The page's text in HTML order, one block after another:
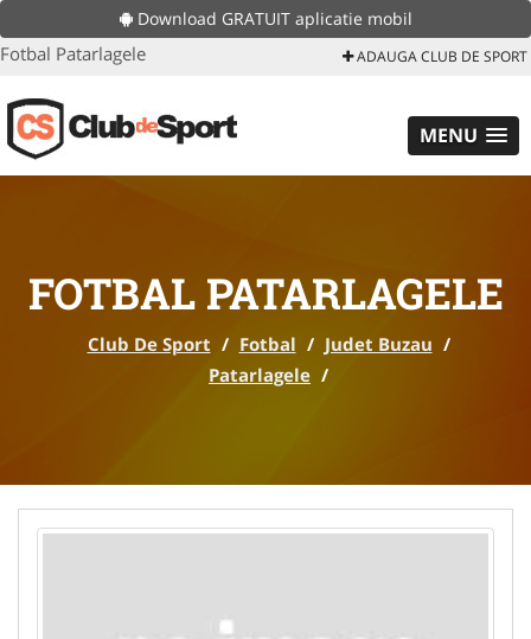
Download GRATUIT aplicatie mobil
Fotbal Patarlagele ADAUGA CLUB DE SPORT
MENU
FOTBAL PATARLAGELE
Club De Sport / Fotbal / Judet Buzau /
Patarlagele /